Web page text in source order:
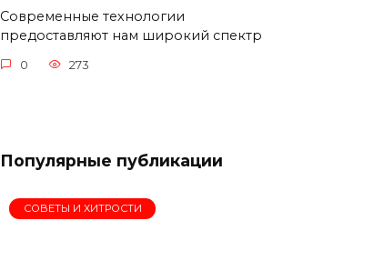
Современные технологии
предоставляют нам широкий спектр
0 273
Популярные публикации
СОВЕТЫ И ХИТРОСТИ